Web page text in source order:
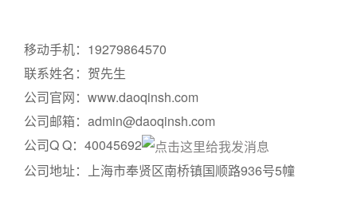
移动手机：19279864570
联系姓名：贺先生
公司官网：www.daoqinsh.com
公司邮箱：admin@daoqinsh.com
公司Q Q：40045692
公司地址：上海市奉贤区南桥镇国顺路936号5幢